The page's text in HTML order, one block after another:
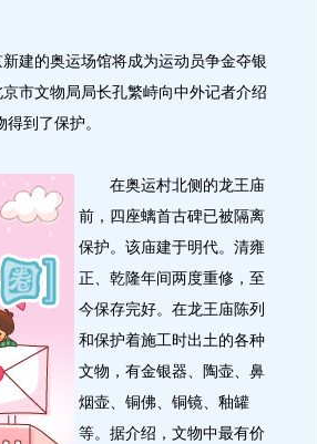
的奥运场馆将成为运动员争金夺银
市文物局局长孔繁峙向中外记者介绍
到了保护。
在奥运村北侧的龙王庙
前，四座螭首古碑已被隔离
保护。该庙建于明代。清雍
正、乾隆年间两度重修，至
今保存完好。在龙王庙陈列
和保护着施工时出土的各种
文物，有金银器、陶壶、鼻
烟壶、铜佛、铜镜、釉罐
等。据介绍，文物中最有价